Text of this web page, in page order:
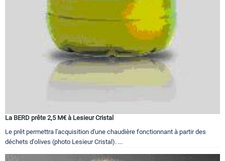
La BERD prête 2,5 M€ à Lesieur Cristal
Le prêt permettra l'acquisition d'une chaudière fonctionnant à partir des
déchets d'olives (photo Lesieur Cristal). ...